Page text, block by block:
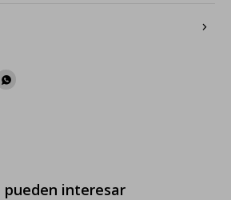

pueden interesar